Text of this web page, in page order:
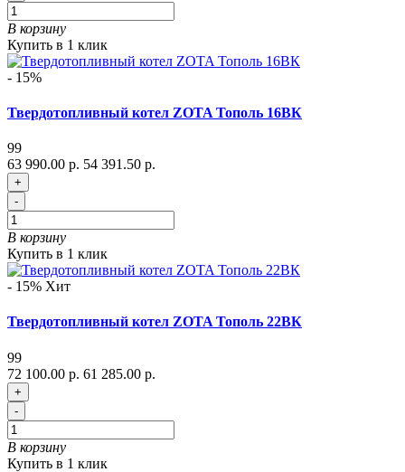
В корзину
Купить в 1 клик
- 15%
Твердотопливный котел ZOTA Тополь 16ВК
99
63 990.00 р. 54 391.50 р.
+
-
В корзину
Купить в 1 клик
- 15% Хит
Твердотопливный котел ZOTA Тополь 22ВК
99
72 100.00 р. 61 285.00 р.
+
-
В корзину
Купить в 1 клик